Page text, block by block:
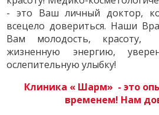
- это Ваш личный доктор,
всецело довериться. Наши
Вам молодость, красоту,
жизненную энергию,
ослепительную улыбку!
Клиника « Шарм» - это
временем! Нам